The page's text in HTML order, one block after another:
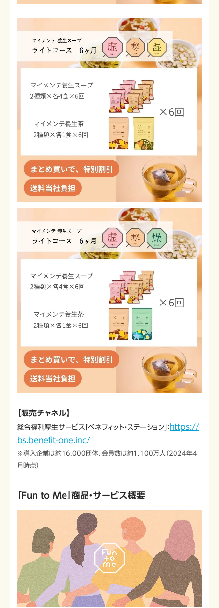
【販売チャネル】
総合福利厚生サービス「ベネフィット・ステーション」： https://
bs.benefit-one.inc/
※導入企業は約16,000団体、会員数は約1,100万人（2024年4
月時点）
「Fun to Me」商品・サービス概要